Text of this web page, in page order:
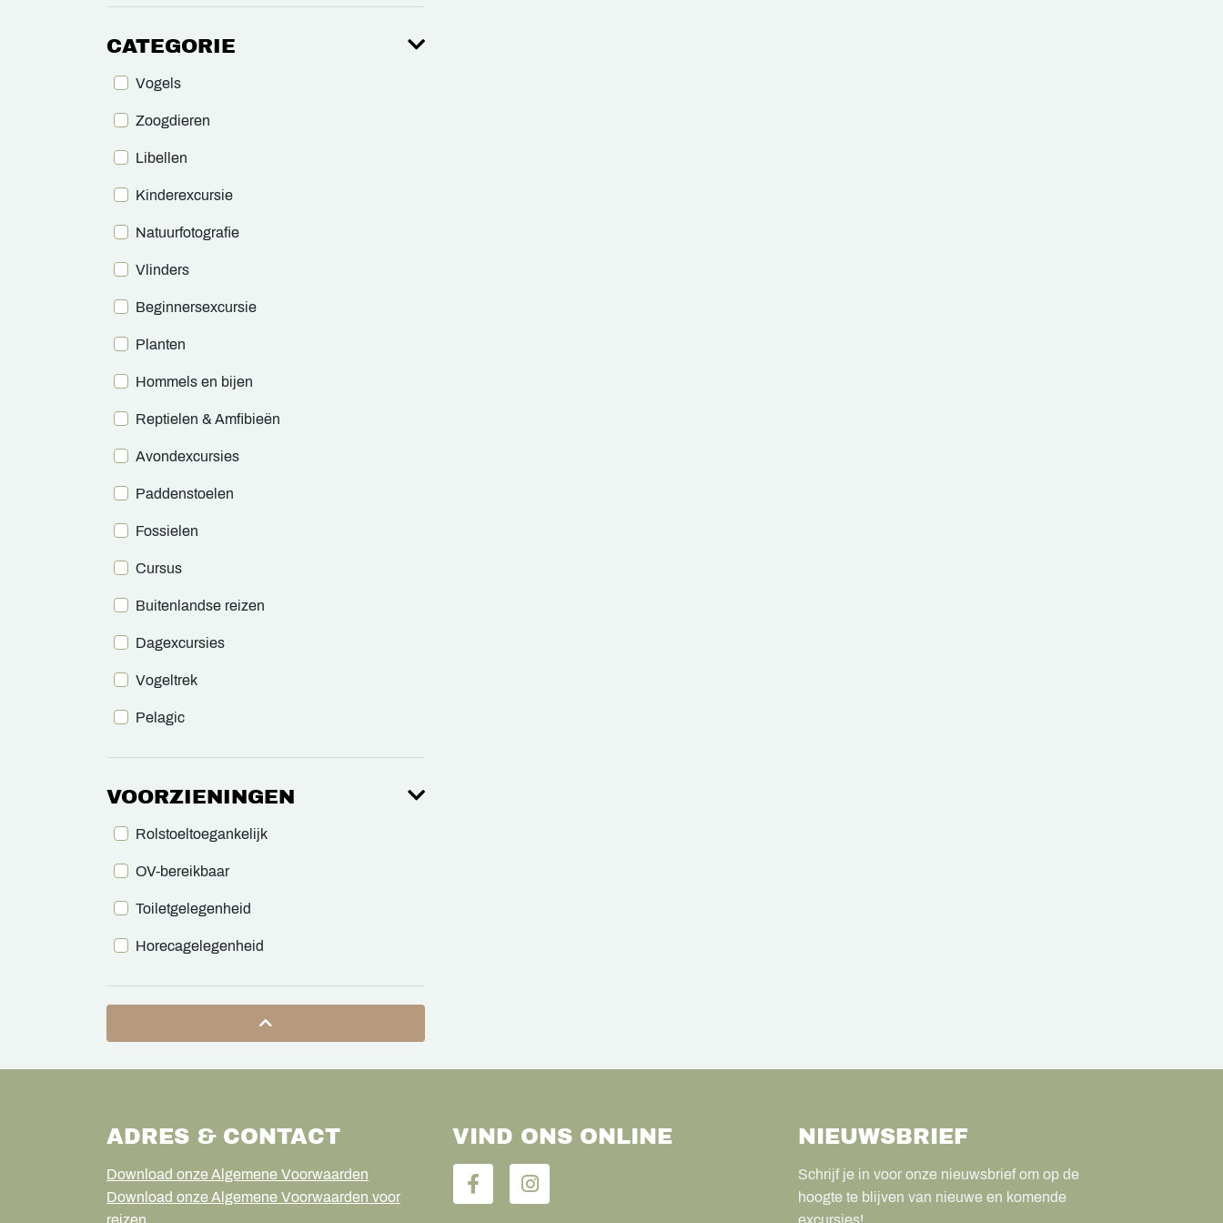
CATEGORIE
Vogels
Zoogdieren
Libellen
Kinderexcursie
Natuurfotografie
Vlinders
Beginnersexcursie
Planten
Hommels en bijen
Reptielen & Amfibieën
Avondexcursies
Paddenstoelen
Fossielen
Cursus
Buitenlandse reizen
Dagexcursies
Vogeltrek
Pelagic
VOORZIENINGEN
Rolstoeltoegankelijk
OV-bereikbaar
Toiletgelegenheid
Horecagelegenheid
ADRES & CONTACT
Download onze Algemene Voorwaarden
Download onze Algemene Voorwaarden voor
reizen
VIND ONS ONLINE NIEUWSBRIEF
Schrijf je in voor onze nieuwsbrief om op de
hoogte te blijven van nieuwe en komende
excursies!